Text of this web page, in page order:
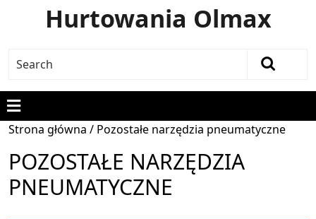
Hurtowania Olmax
Strona główna / Pozostałe narzędzia pneumatyczne
POZOSTAŁE NARZĘDZIA
PNEUMATYCZNE